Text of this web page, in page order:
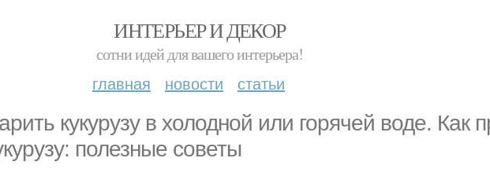
ИНТЕРЬЕР И ДЕКОР
сотни идей для вашего интерьера!
главная новости статьи
кукурузу в холодной или горячей воде. Как
полезные советы